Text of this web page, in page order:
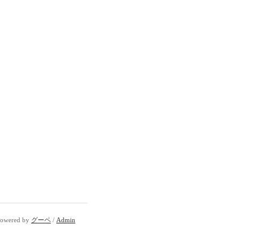
by グーペ / Admin